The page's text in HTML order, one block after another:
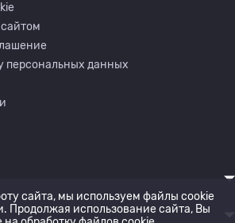
персональных данных
сайта, мы используем файлы cookie
Продолжая использование сайта, Вы